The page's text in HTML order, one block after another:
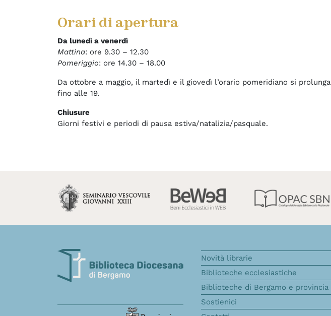
Orari di apertura
Da lunedì a venerdì
Mattina: ore 9.30 – 12.30
Pomeriggio: ore 14.30 – 18.00
Da ottobre a maggio, il martedì e il giovedì l’orario pomeridiano si prolunga
fino alle 19.
Chiusure
Giorni festivi e periodi di pausa estiva/natalizia/pasquale.
Novità librarie
Biblioteche ecclesiastiche
Biblioteche di Bergamo e provincia
Sostienici